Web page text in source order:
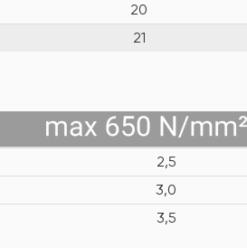
20
21
2,5
3,0
3,5